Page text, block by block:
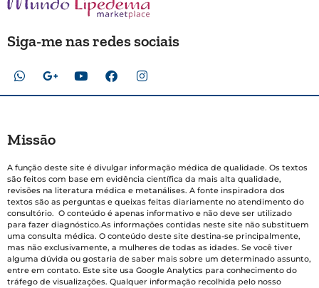
Siga-me nas redes sociais
Missão
A função deste site é divulgar informação médica de qualidade. Os textos
são feitos com base em evidência científica da mais alta qualidade,
revisões na literatura médica e metanálises. A fonte inspiradora dos
textos são as perguntas e queixas feitas diariamente no atendimento do
consultório. O conteúdo é apenas informativo e não deve ser utilizado
para fazer diagnóstico.As informações contidas neste site não substituem
uma consulta médica. O conteúdo deste site destina-se principalmente,
mas não exclusivamente, a mulheres de todas as idades. Se você tiver
alguma dúvida ou gostaria de saber mais sobre um determinado assunto,
entre em contato. Este site usa Google Analytics para conhecimento do
tráfego de visualizações. Qualquer informação recolhida pelo nosso